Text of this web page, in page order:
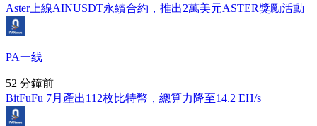
Aster上線AINUSDT永續合約，推出2萬美元ASTER獎勵活動
PA一线
52 分鐘前
BitFuFu 7月產出112枚比特幣，總算力降至14.2 EH/s